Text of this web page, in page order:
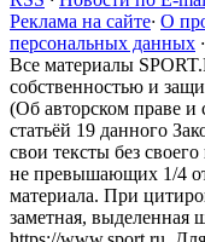
Реклама на сайте· О
персональных данных ·
Все материалы
собственностью и
(Об авторском праве и
статьёй 19 данного
свои тексты без
не превышающих 1/4
материала. При
заметная, выделенная